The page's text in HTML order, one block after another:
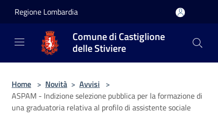
Regione Lombardia
Comune di Castiglione
delle Stiviere
Home > Novità > Avvisi >
ASPAM - Indizione selezione pubblica per la formazione di
una graduatoria relativa al profilo di assistente sociale